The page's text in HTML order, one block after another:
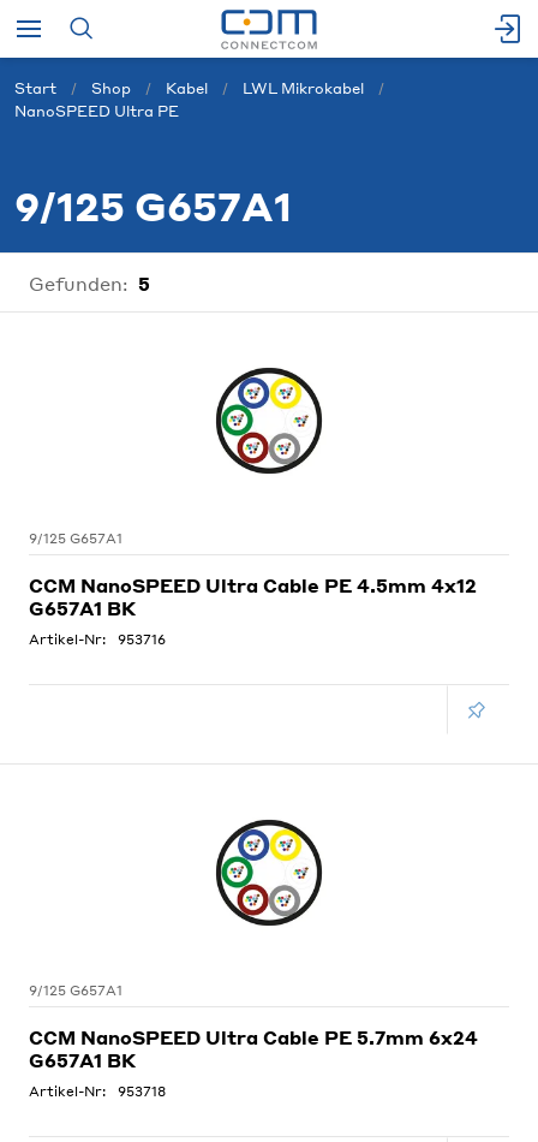
Start Shop Kabel
LWL Mikrokabel
NanoSPEED Ultra PE
9/125 G657A1
Gefunden: 5
9/125 G657A1
CCM NanoSPEED Ultra Cable PE 4.5mm 4x12
G657A1 BK
Artikel-Nr: 953716
9/125 G657A1
CCM NanoSPEED Ultra Cable PE 5.7mm 6x24
G657A1 BK
Artikel-Nr: 953718